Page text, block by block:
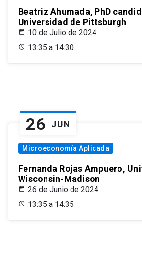
Beatriz Ahumada, PhD
Universidad de Pittsburgh
10 de Julio de 2024
13:35 a 14:30
26 JUN
Microeconomía Aplicada
Fernanda Rojas Ampuero,
Wisconsin-Madison
26 de Junio de 2024
13:35 a 14:35